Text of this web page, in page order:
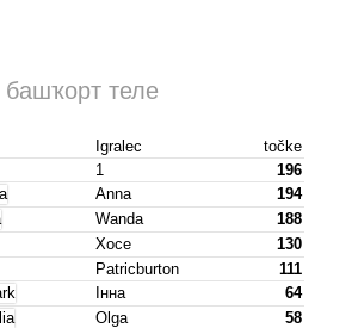
башҡорт теле
Igralec
točke
1
196
Anna
194
Wanda
188
Хосе
130
Patricburton
111
Інна
64
Olga
58